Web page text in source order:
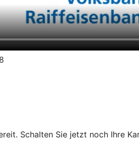
Schalten Sie jetzt noch Ihre